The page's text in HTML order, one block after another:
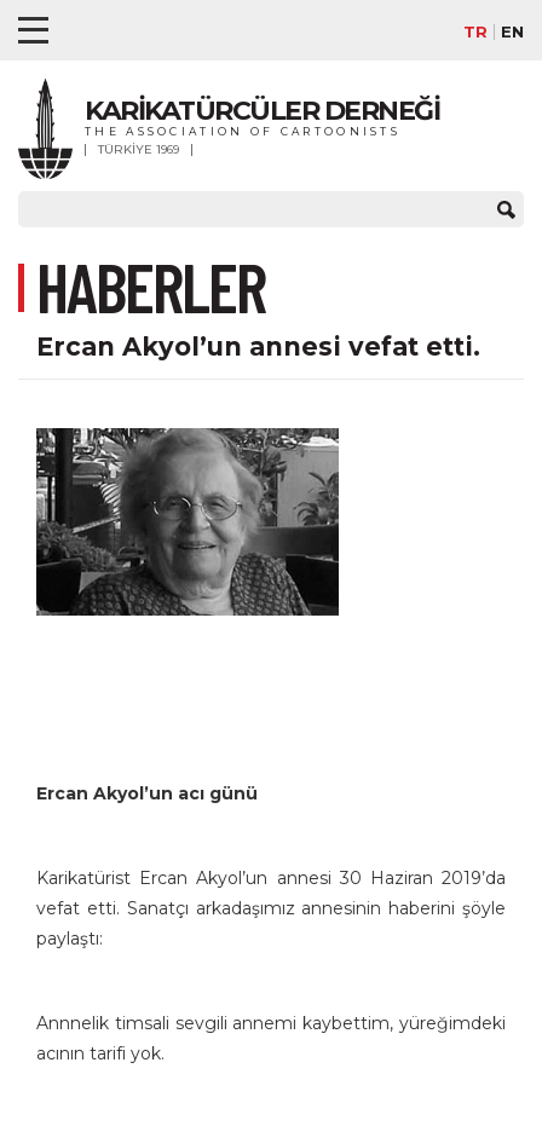
TR EN
KARİKATÜRCÜLER DERNEĞİ
THE ASSOCIATION OF CARTOONISTS
TÜRKİYE 1969
HABERLER
Ercan Akyol’un annesi vefat etti.
Ercan Akyol’un acı günü
Karikatürist Ercan Akyol’un annesi 30 Haziran 2019’da
vefat etti. Sanatçı arkadaşımız annesinin haberini şöyle
paylaştı:
Annnelik timsali sevgili annemi kaybettim, yüreğimdeki
acının tarifi yok.